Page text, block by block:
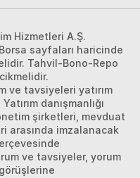
Hizmetleri A.Ş.
sayfaları haricinde
Tahvil-Bono-Repo
ve tavsiyeleri yatırım
danışmanlığı
şirketleri, mevduat
arasında imzalanacak
ve tavsiyeler, yorum